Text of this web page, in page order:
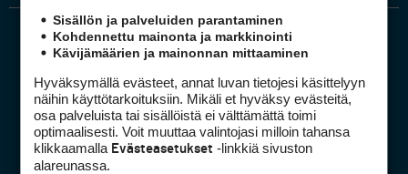
Golfpiste mediakortti
Sisällön ja palveluiden parantaminen
Kohdennettu mainonta ja markkinointi
Kävijämäärien ja mainonnan mittaaminen
Hyväksymällä evästeet, annat luvan tietojesi käsittelyyn
näihin käyttötarkoituksiin. Mikäli et hyväksy evästeitä,
osa palveluista tai sisällöistä ei välttämättä toimi
optimaalisesti. Voit muuttaa valintojasi milloin tahansa
klikkaamalla Evästeasetukset -linkkiä sivuston
alareunassa.